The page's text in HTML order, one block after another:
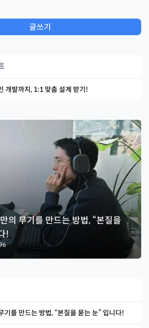
글쓰기
개발까지, 1:1 맞춤 설계 받기!
의 무기를 만드는 방법, “본질을
!
기를 만드는 방법, “본질을 묻는 눈” 입니다!